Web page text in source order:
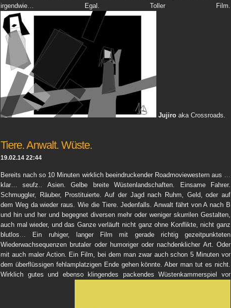
irgendwie… Egal. Toller Film.
Jujiro aka Crossroads.
Tiere. Anwalt. Wüste.
19.02.14 22:44
Bereits nach so 10 Minuten wirklich beeindruckender Roadmoviewestern aus …
klar… seufz.. Asien. Gelbe breite Wüstenlandschaften. Einsame Fahrer.
Schmuggler, Räuber, Prostituierte. Auf der Jagd nach Ruhm, Geld, oder auf
dem Weg da wieder raus. Wie die Tiere. Jedenfalls. Anwalt fährt von A nach B
und hin und her und begegnet diversen mehr oder weniger skurrilen Gestalten,
auch mal wieder, und das Ganze verläuft nicht ganz ohne Konflikte, nicht ganz
blutlos… Ein ruhiger, langer Film mit gerade richtig gezeitpunkteten
Wiederwachsequenzen brutaler oder humoriger oder nachdenklicher Art. Oder
mit auch maler Action. Ein Film, bei dem man zwar auch schon 5 Minuten vor
dem überflüssigen fehlamplatzigen Ende gehen könnte. Aber man tut es nicht.
Wirklich gutes und ebenso klingendes packendes Wüstenkammerspiel vor